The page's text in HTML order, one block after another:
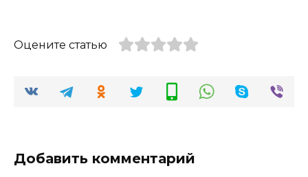
Оцените статью
Добавить комментарий